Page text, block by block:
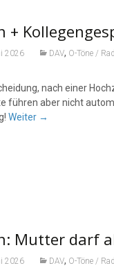
+
2026 DAV, O-Töne /
nach einer
führen aber nicht
Weiter →
Mutter darf
2026 DAV, O-Töne /